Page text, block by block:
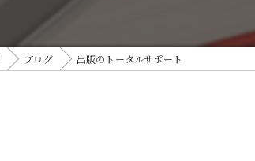
ブログ 出版のトータルサポート